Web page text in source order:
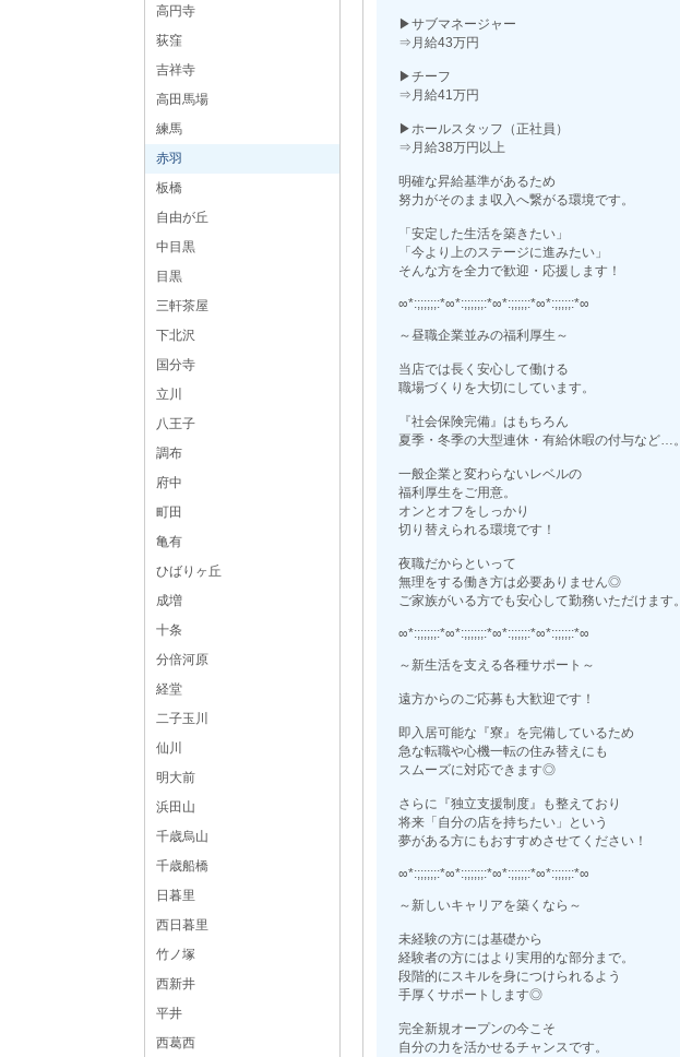
高円寺
荻窪
吉祥寺
高田馬場
練馬
赤羽
板橋
自由が丘
中目黒
目黒
三軒茶屋
下北沢
国分寺
立川
八王子
調布
府中
町田
亀有
ひばりヶ丘
成増
十条
分倍河原
経堂
二子玉川
仙川
明大前
浜田山
千歳烏山
千歳船橋
日暮里
西日暮里
竹ノ塚
西新井
平井
西葛西
▶サブマネージャー
⇒月給43万円
▶チーフ
⇒月給41万円
▶ホールスタッフ（正社員）
⇒月給38万円以上
明確な昇給基準があるため
努力がそのまま収入へ繋がる環境です。
「安定した生活を築きたい」
「今より上のステージに進みたい」
そんな方を全力で歓迎・応援します！
∞*:;;;;;;:*∞*:;;;;;;:*∞*:;;;;;:*∞*:;;;;;:*∞
～昼職企業並みの福利厚生～
当店では長く安心して働ける
職場づくりを大切にしています。
『社会保険完備』はもちろん
夏季・冬季の大型連休・有給休暇の付与など…。
一般企業と変わらないレベルの
福利厚生をご用意。
オンとオフをしっかり
切り替えられる環境です！
夜職だからといって
無理をする働き方は必要ありません◎
ご家族がいる方でも安心して勤務いただけます。
∞*:;;;;;;:*∞*:;;;;;;:*∞*:;;;;;:*∞*:;;;;;:*∞
～新生活を支える各種サポート～
遠方からのご応募も大歓迎です！
即入居可能な『寮』を完備しているため
急な転職や心機一転の住み替えにも
スムーズに対応できます◎
さらに『独立支援制度』も整えており
将来「自分の店を持ちたい」という
夢がある方にもおすすめさせてください！
∞*:;;;;;;:*∞*:;;;;;;:*∞*:;;;;;:*∞*:;;;;;:*∞
～新しいキャリアを築くなら～
未経験の方には基礎から
経験者の方にはより実用的な部分まで。
段階的にスキルを身につけられるよう
手厚くサポートします◎
完全新規オープンの今こそ
自分の力を活かせるチャンスです。